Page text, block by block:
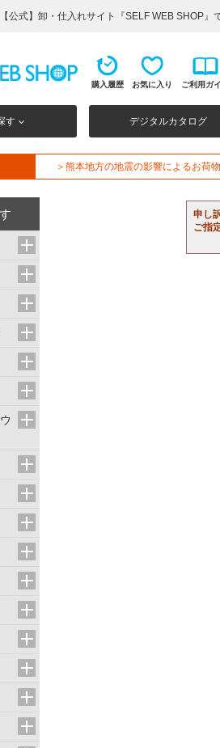
公式】卸・仕入れサイト『SELF WEB SHOP』
購入履歴 お気に入り ご利用ガ
す デジタルカタログ
＞熊本地方の地震の影響によるお荷
申し
ご指